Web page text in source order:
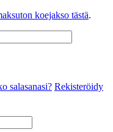
koejakso tästä.
salasanasi? Rekisteröidy